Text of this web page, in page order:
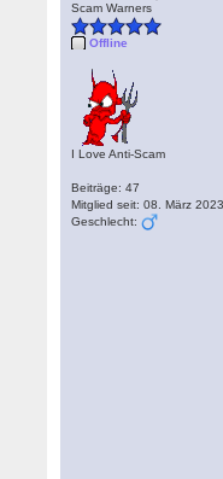
Scam Warners
Offline
I Love Anti-Scam
Beiträge: 47
Mitglied seit: 08. März 2023
Geschlecht: